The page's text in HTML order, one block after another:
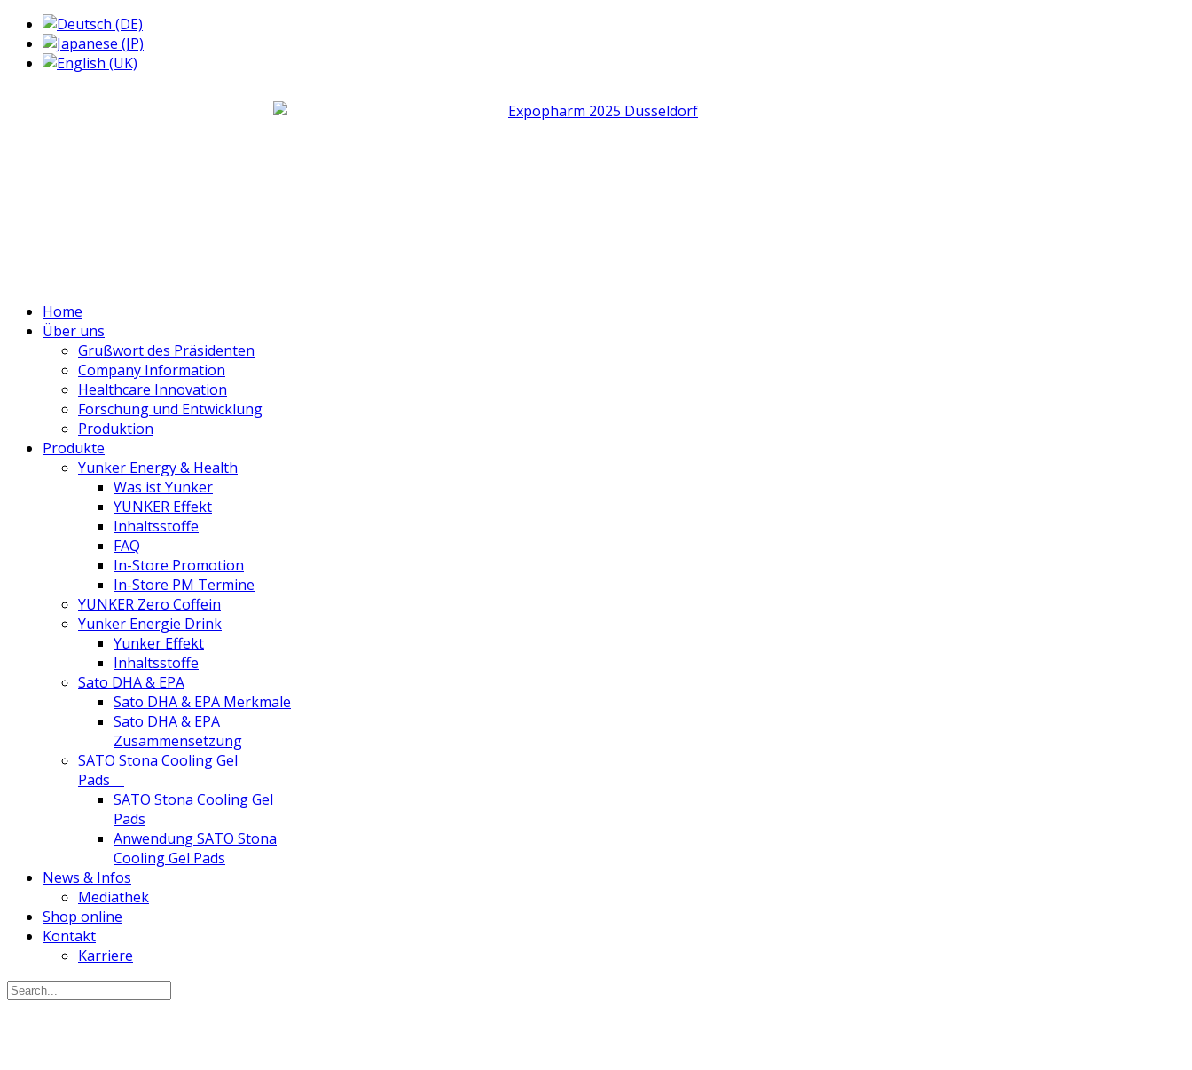
Home
Über uns
Grußwort des Präsidenten
Company Information
Healthcare Innovation
Forschung und Entwicklung
Produktion
Produkte
Yunker Energy & Health
Was ist Yunker
YUNKER Effekt
Inhaltsstoffe
FAQ
In-Store Promotion
In-Store PM Termine
YUNKER Zero Coffein
Yunker Energie Drink
Yunker Effekt
Inhaltsstoffe
Sato DHA & EPA
Sato DHA & EPA Merkmale
Sato DHA & EPA
Zusammensetzung
SATO Stona Cooling Gel
Pads
SATO Stona Cooling Gel
Pads
Anwendung SATO Stona
Cooling Gel Pads
News & Infos
Mediathek
Shop online
Kontakt
Karriere